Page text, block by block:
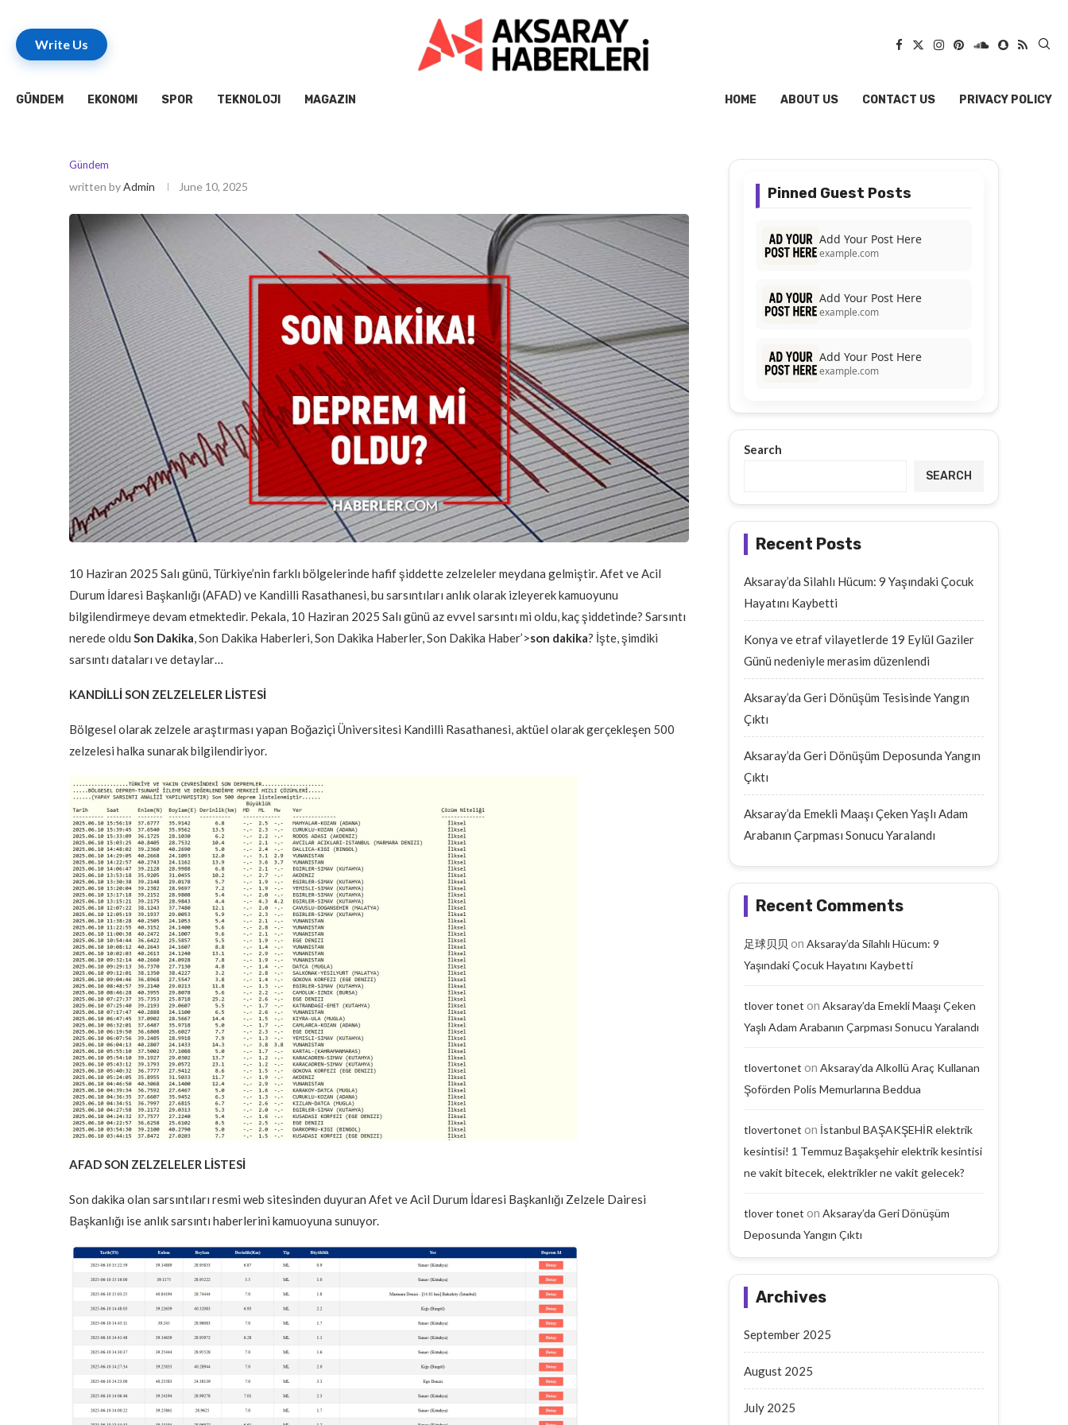
Write Us
GÜNDEM EKONOMI SPOR TEKNOLOJI MAGAZIN HOME ABOUT US CONTACT US PRIVACY POLICY
Gündem
written byAdmin June 10, 2025
10 Haziran 2025 Salı günü, Türkiye’nin farklı bölgelerinde hafif şiddette zelzeleler meydana gelmiştir. Afet ve Acil
Durum İdaresi Başkanlığı (AFAD) ve Kandilli Rasathanesi, bu sarsıntıları anlık olarak izleyerek kamuoyunu
bilgilendirmeye devam etmektedir. Pekala, 10 Haziran 2025 Salı günü az evvel sarsıntı mi oldu, kaç şiddetinde? Sarsıntı
nerede oldu Son Dakika, Son Dakika Haberleri, Son Dakika Haberler, Son Dakika Haber’>son dakika? İşte, şimdiki
sarsıntı dataları ve detaylar…
KANDİLLİ SON ZELZELELER LİSTESİ
Bölgesel olarak zelzele araştırması yapan Boğaziçi Üniversitesi Kandilli Rasathanesi, aktüel olarak gerçekleşen 500
zelzelesi halka sunarak bilgilendiriyor.
AFAD SON ZELZELELER LİSTESİ
Son dakika olan sarsıntıları resmi web sitesinden duyuran Afet ve Acil Durum İdaresi Başkanlığı Zelzele Dairesi
Başkanlığı ise anlık sarsıntı haberlerini kamuoyuna sunuyor.
Pinned Guest Posts
Add Your Post Here
example.com
Add Your Post Here
example.com
Add Your Post Here
example.com
Search
SEARCH
Recent Posts
Aksaray’da Silahlı Hücum: 9 Yaşındaki Çocuk
Hayatını Kaybetti
Konya ve etraf vilayetlerde 19 Eylül Gaziler
Günü nedeniyle merasim düzenlendi
Aksaray’da Geri Dönüşüm Tesisinde Yangın
Çıktı
Aksaray’da Geri Dönüşüm Deposunda Yangın
Çıktı
Aksaray’da Emekli Maaşı Çeken Yaşlı Adam
Arabanın Çarpması Sonucu Yaralandı
Recent Comments
足球贝贝 on Aksaray’da Silahlı Hücum: 9
Yaşındaki Çocuk Hayatını Kaybetti
tlover tonet on Aksaray’da Emekli Maaşı Çeken
Yaşlı Adam Arabanın Çarpması Sonucu Yaralandı
tlovertonet on Aksaray’da Alkollü Araç Kullanan
Şoförden Polis Memurlarına Beddua
tlovertonet on İstanbul BAŞAKŞEHİR elektrik
kesintisi! 1 Temmuz Başakşehir elektrik kesintisi
ne vakit bitecek, elektrikler ne vakit gelecek?
tlover tonet on Aksaray’da Geri Dönüşüm
Deposunda Yangın Çıktı
Archives
September 2025
August 2025
July 2025